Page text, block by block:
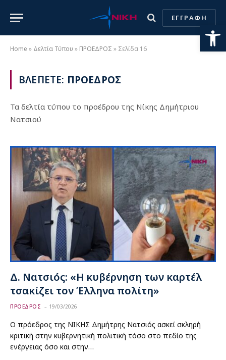
ΕΓΓΡΑΦΗ
Home » Δελτία Τύπου » ΠΡΟΕΔΡΟΣ » Σελίδα 16
ΒΛΕΠΕΤΕ: ΠΡΟΕΔΡΟΣ
Τα δελτία τύπου το προέδρου της Νίκης Δημήτριου
Νατσιού
Δ. Νατσιός: «Η κυβέρνηση των καρτέλ
τσακίζει τον Έλληνα πολίτη»
ΠΡΟΕΔΡΟΣ 19/03/2026
Ο πρόεδρος της ΝΙΚΗΣ Δημήτρης Νατσιός ασκεί σκληρή
κριτική στην κυβερνητική πολιτική τόσο στο πεδίο της
ενέργειας όσο και στην…